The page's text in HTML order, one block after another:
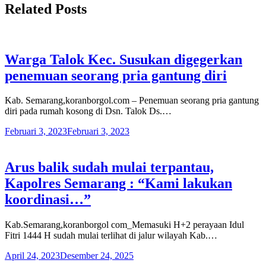
Related Posts
Warga Talok Kec. Susukan digegerkan
penemuan seorang pria gantung diri
Kab. Semarang,koranborgol.com – Penemuan seorang pria gantung
diri pada rumah kosong di Dsn. Talok Ds.…
Februari 3, 2023Februari 3, 2023
Arus balik sudah mulai terpantau,
Kapolres Semarang : “Kami lakukan
koordinasi…”
Kab.Semarang,koranborgol com_Memasuki H+2 perayaan Idul
Fitri 1444 H sudah mulai terlihat di jalur wilayah Kab.…
April 24, 2023Desember 24, 2025